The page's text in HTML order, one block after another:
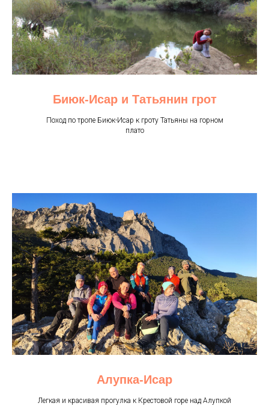
Биюк-Исар и Татьянин грот
Поход по тропе Биюк-Исар к гроту Татьяны на горном
плато
Алупка-Исар
Легкая и красивая прогулка к Крестовой горе над Алупкой